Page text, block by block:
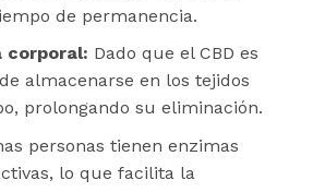
de permanencia.
corporal: Dado que el CBD es
almacenarse en los tejidos
prolongando su eliminación.
personas tienen enzimas
lo que facilita la